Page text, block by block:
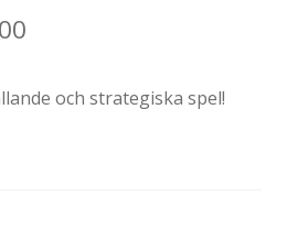
Det
priset
och strategiska spel!